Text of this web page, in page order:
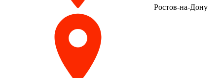
Ростов-на-Дону